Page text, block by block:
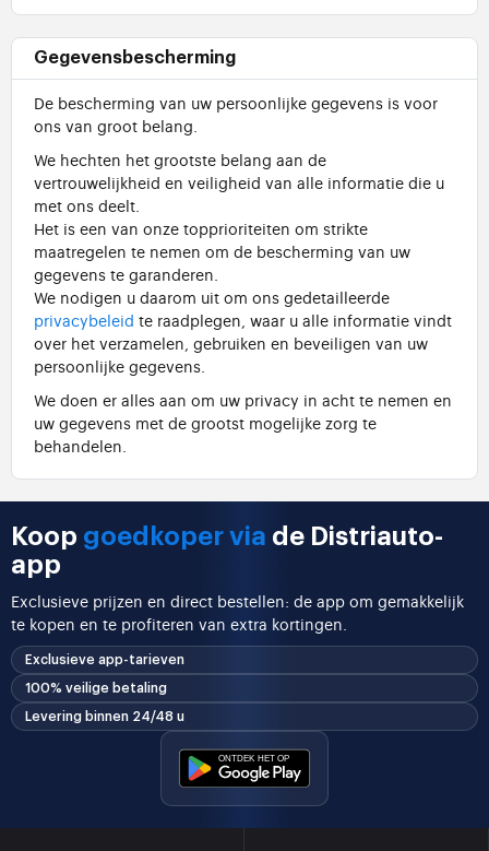
Gegevensbescherming
De bescherming van uw persoonlijke gegevens is voor
ons van groot belang.
We hechten het grootste belang aan de
vertrouwelijkheid en veiligheid van alle informatie die u
met ons deelt.
Het is een van onze topprioriteiten om strikte
maatregelen te nemen om de bescherming van uw
gegevens te garanderen.
We nodigen u daarom uit om ons gedetailleerde
privacybeleid te raadplegen, waar u alle informatie vindt
over het verzamelen, gebruiken en beveiligen van uw
persoonlijke gegevens.
We doen er alles aan om uw privacy in acht te nemen en
uw gegevens met de grootst mogelijke zorg te
behandelen.
Koop goedkoper via de Distriauto-
app
Exclusieve prijzen en direct bestellen: de app om gemakkelijk
te kopen en te profiteren van extra kortingen.
Exclusieve app-tarieven
100% veilige betaling
Levering binnen 24/48 u